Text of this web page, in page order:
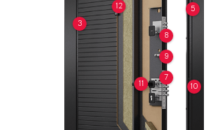
3
5
7
8
9
10
11
12